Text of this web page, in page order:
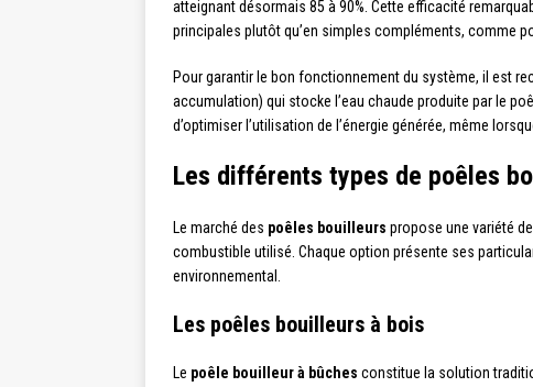
atteignant désormais 85 à 90%. Cette efficacité
principales plutôt qu’en simples compléments, comme
Pour garantir le bon fonctionnement du système, il est
accumulation) qui stocke l’eau chaude produite par le
d’optimiser l’utilisation de l’énergie générée, même
Les différents types de poêles
Le marché des poêles bouilleurs propose une variété
combustible utilisé. Chaque option présente ses
environnemental.
Les poêles bouilleurs à bois
Le poêle bouilleur à bûches constitue la solution